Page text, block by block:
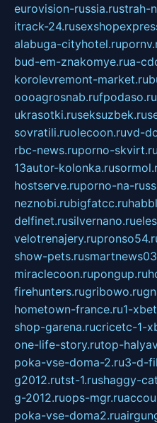
eurovision-russia.rustrah-
itrack-24.ru
alabuga-cityhotel.ru
bud-em-znakomye.rua-
korolevremont-market.ru
oooagrosnab.rufpodaso.ru
ukrasotki.ruseksuzbek.ru
sovratili.ruolecoon.ruvd-
rbc-news.ruporno-skvirt.ru
13autor-kolonka.ru
hostserve.ruporno-na-
neznobi.rubigfatcc.ru
delfinet.rusilvernano.ru
velotrenajery.ru
show-pets.ru
miraclecoon.rupongup.ru
firehunters.rugribowo.ru
hometown-france.ru1-
shop-garena.rucricetc-1-
one-life-story.rutop-
poka-vse-doma-2.ru3-d-
g2012.rutst-1.rushaggy-
g-2012.ruops-mgr.ru
poka-vse-doma2.ru